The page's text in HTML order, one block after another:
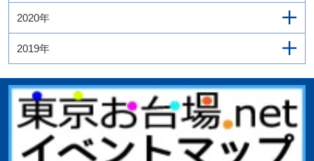
2020年
2019年